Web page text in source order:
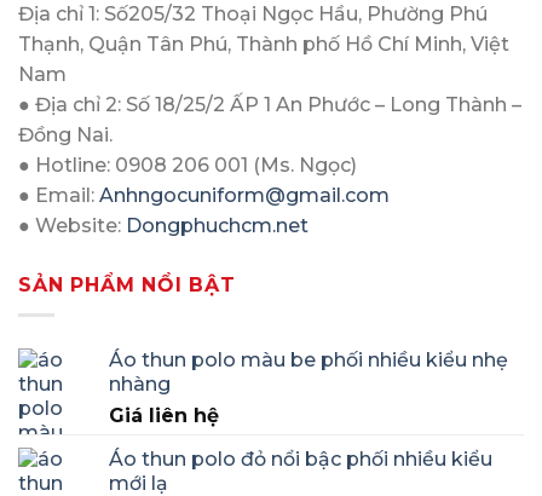
Địa chỉ 1: Số205/32 Thoại Ngọc Hầu, Phường Phú
Thạnh, Quận Tân Phú, Thành phố Hồ Chí Minh, Việt
Nam
● Địa chỉ 2: Số 18/25/2 ẤP 1 An Phước – Long Thành –
Đồng Nai.
● Hotline: 0908 206 001 (Ms. Ngọc)
● Email: Anhngocuniform@gmail.com
● Website: Dongphuchcm.net
SẢN PHẨM NỔI BẬT
Áo thun polo màu be phối nhiều kiểu nhẹ
nhàng
Giá liên hệ
Áo thun polo đỏ nổi bậc phối nhiều kiểu
mới lạ